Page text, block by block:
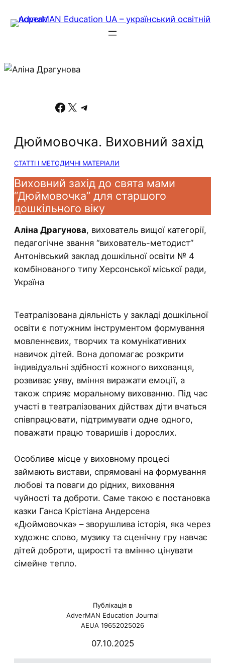
Facebook X Telegram
Дюймовочка. Виховний захід
СТАТТІ І МЕТОДИЧНІ МАТЕРІАЛИ
Виховний захід до свята мами
“Дюймовочка” для старшого
дошкільного віку
Аліна Драгунова, вихователь вищої категорії,
педагогічне звання “вихователь-методист”
Антонівський заклад дошкільної освіти № 4
комбінованого типу Херсонської міської ради,
Україна
Театралізована діяльність у закладі дошкільної
освіти є потужним інструментом формування
мовленнєвих, творчих та комунікативних
навичок дітей. Вона допомагає розкрити
індивідуальні здібності кожного вихованця,
розвиває уяву, вміння виражати емоції, а
також сприяє моральному вихованню. Під час
участі в театралізованих дійствах діти вчаться
співпрацювати, підтримувати одне одного,
поважати працю товаришів і дорослих.
Особливе місце у виховному процесі
займають вистави, спрямовані на формування
любові та поваги до рідних, виховання
чуйності та доброти. Саме такою є постановка
казки Ганса Крістіана Андерсена
«Дюймовочка» – зворушлива історія, яка через
художнє слово, музику та сценічну гру навчає
дітей доброти, щирості та вмінню цінувати
сімейне тепло.
Публікація в
AdverMAN Education Journal
AEUA 19652025026
07.10.2025